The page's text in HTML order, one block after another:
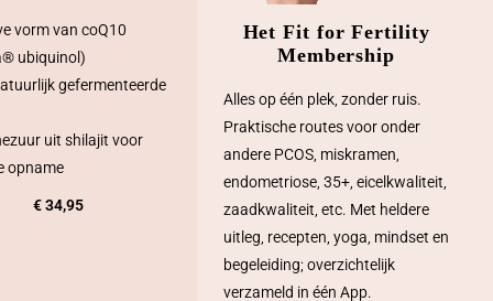
vorm van coQ10
ubiquinol)
gefermenteerde
uit shilajit voor
opname
€34,95
Het Fit for Fertility
Membership
Alles op één plek, zonder ruis.
Praktische routes voor onder
andere PCOS, miskramen,
endometriose, 35+, eicelkwaliteit,
zaadkwaliteit, etc. Met heldere
uitleg, recepten, yoga, mindset en
begeleiding; overzichtelijk
verzameld in één App.